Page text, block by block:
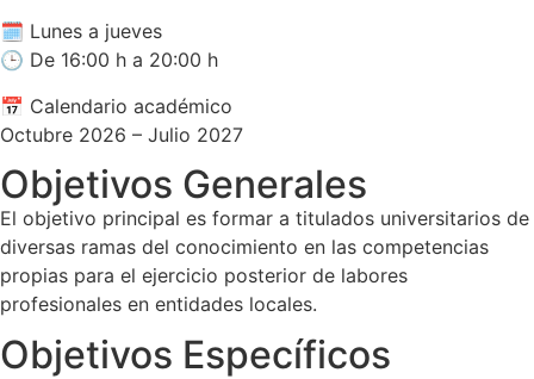
🗓️ Lunes a jueves
🕒 De 16:00 h a 20:00 h
📅 Calendario académico
Octubre 2026 – Julio 2027
Objetivos Generales
El objetivo principal es formar a titulados universitarios de
diversas ramas del conocimiento en las competencias
propias para el ejercicio posterior de labores
profesionales en entidades locales.
Objetivos Específicos